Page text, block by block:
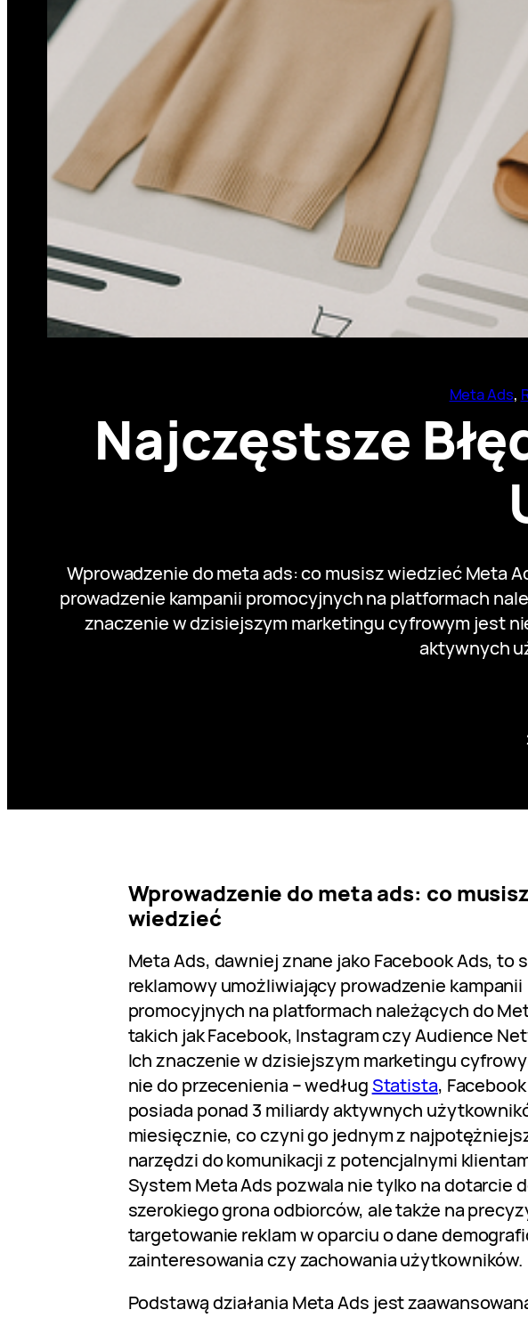
Meta Ads,
Najczęstsze
Wprowadzenie do meta ads: co musisz wiedzieć Meta
prowadzenie kampanii promocyjnych na platformach
znaczenie w dzisiejszym marketingu cyfrowym jest
aktywnych
Wprowadzenie do meta ads: co musisz
wiedzieć
Meta Ads, dawniej znane jako Facebook Ads, to
reklamowy umożliwiający prowadzenie kampanii
promocyjnych na platformach należących do
takich jak Facebook, Instagram czy Audience
Ich znaczenie w dzisiejszym marketingu
nie do przecenienia – wedługStatista, Facebook
posiada ponad 3 miliardy aktywnych
miesięcznie, co czyni go jednym z
narzędzi do komunikacji z potencjalnymi
System Meta Ads pozwala nie tylko na dotarcie
szerokiego grona odbiorców, ale także na
targetowanie reklam w oparciu o dane
zainteresowania czy zachowania użytkowników.
Podstawą działania Meta Ads jest